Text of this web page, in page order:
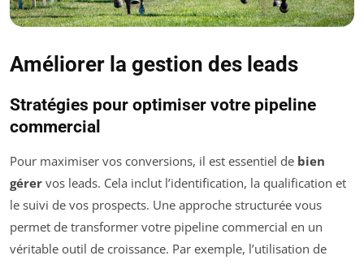
Améliorer la gestion des leads
Stratégies pour optimiser votre pipeline
commercial
Pour maximiser vos conversions, il est essentiel de bien
gérer vos leads. Cela inclut l’identification, la qualification et
le suivi de vos prospects. Une approche structurée vous
permet de transformer votre pipeline commercial en un
véritable outil de croissance. Par exemple, l’utilisation de